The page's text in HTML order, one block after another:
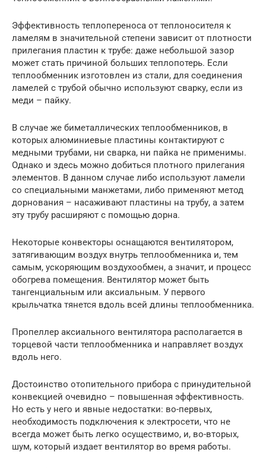
Эффективность теплопереноса от теплоносителя к
ламелям в значительной степени зависит от плотности
прилегания пластин к трубе: даже небольшой зазор
может стать причиной больших теплопотерь. Если
теплообменник изготовлен из стали, для соединения
ламелей с трубой обычно используют сварку, если из
меди – пайку.
В случае же биметаллических теплообменников, в
которых алюминиевые пластины контактируют с
медными трубами, ни сварка, ни пайка не применимы.
Однако и здесь можно добиться плотного прилегания
элементов. В данном случае либо используют ламели
со специальными манжетами, либо применяют метод
дорнования – насаживают пластины на трубу, а затем
эту трубу расширяют с помощью дорна.
Некоторые конвекторы оснащаются вентилятором,
затягивающим воздух внутрь теплообменника и, тем
самым, ускоряющим воздухообмен, а значит, и процесс
обогрева помещения. Вентилятор может быть
тангенциальным или аксиальным. У первого
крыльчатка тянется вдоль всей длины теплообменника.
Пропеллер аксиального вентилятора располагается в
торцевой части теплообменника и направляет воздух
вдоль него.
Достоинство отопительного прибора с принудительной
конвекцией очевидно – повышенная эффективность.
Но есть у него и явные недостатки: во-первых,
необходимость подключения к электросети, что не
всегда может быть легко осуществимо, и, во-вторых,
шум, который издает вентилятор во время работы.